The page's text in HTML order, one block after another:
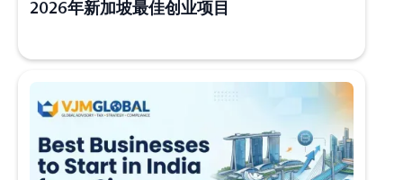
2026年新加坡最佳创业项目